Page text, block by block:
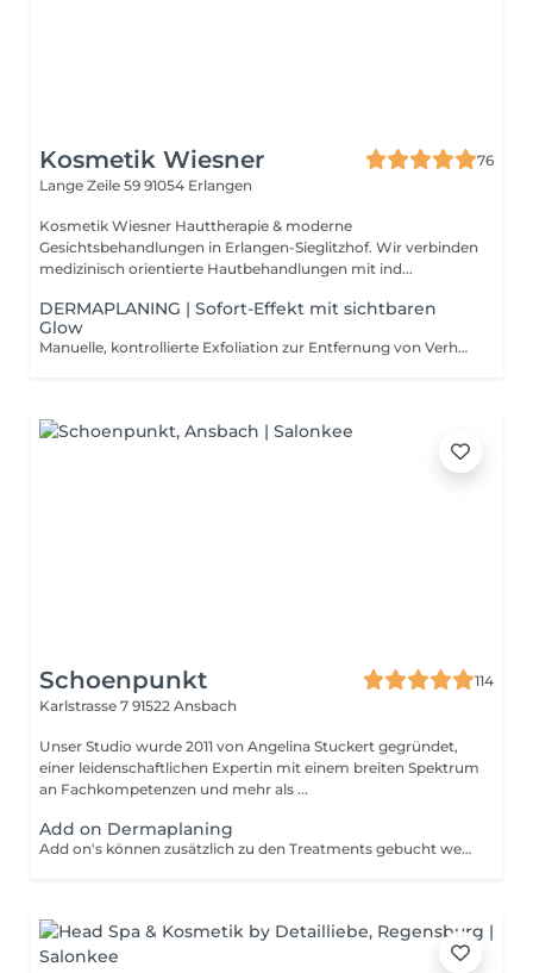
Kosmetik Wiesner
76
Lange Zeile 59 91054 Erlangen
Kosmetik Wiesner Hauttherapie & moderne
Gesichtsbehandlungen in Erlangen-Sieglitzhof. Wir verbinden
medizinisch orientierte Hautbehandlungen mit ind...
DERMAPLANING | Sofort-Effekt mit sichtbaren
Glow
Manuelle, kontrollierte Exfoliation zur Entfernung von Verhornungen und feinen Vellushaaren. Dermaplaning wirkt ausschließlich in der obersten Hautschicht und sorgt unmittelbar für eine glattere Hautoberfläche und verbesserte Lichtreflexion. Ideal bei: * fahlem Teint * ungleichmäßiger Hautstruktur * oberflächlichen Pigmentunregelmäßigkeiten * verstopften Poren * Wunsch nach perfekter Make-up-Basis Wirkung: * sofort sichtbar glattere Oberfläche * verbesserte Wirkstoffaufnahme * gleichmäßigeres Hautbild * frischer, klarer Glow Keine strukturelle Hautveränderung. Keine Ausfallzeit. Ideal als Vorbereitung auf weiterführende Wirkstoff- oder Anti-Aging-Behandlungen.
Schoenpunkt
114
Karlstrasse 7 91522 Ansbach
Unser Studio wurde 2011 von Angelina Stuckert gegründet,
einer leidenschaftlichen Expertin mit einem breiten Spektrum
an Fachkompetenzen und mehr als ...
Add on Dermaplaning
Add on's können zusätzlich zu den Treatments gebucht werden. Zum Beispiel: Hydration w/ Microdermabrasion und als Add on Dermaplaning und/oder extra lange Gesichtsmassage. Bei Fragen, sprich uns gerne an.